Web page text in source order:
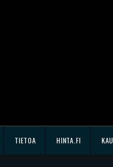
TIETOA HINTA.FI